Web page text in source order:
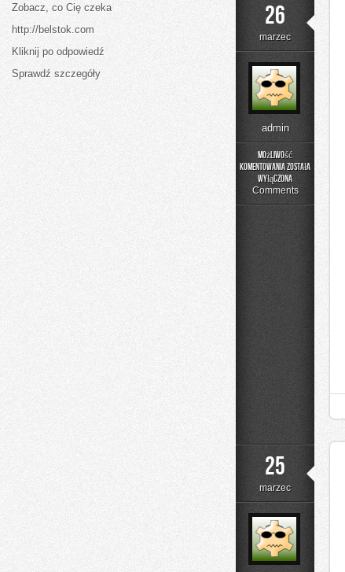
26
marzec
admin
Możliwość
komentowania
Odchudzanie
Presji
została
wyłączona
Comments
25
marzec
Zobacz, co Cię czeka
http://belstok.com
Kliknij po odpowiedź
Sprawdź szczegóły